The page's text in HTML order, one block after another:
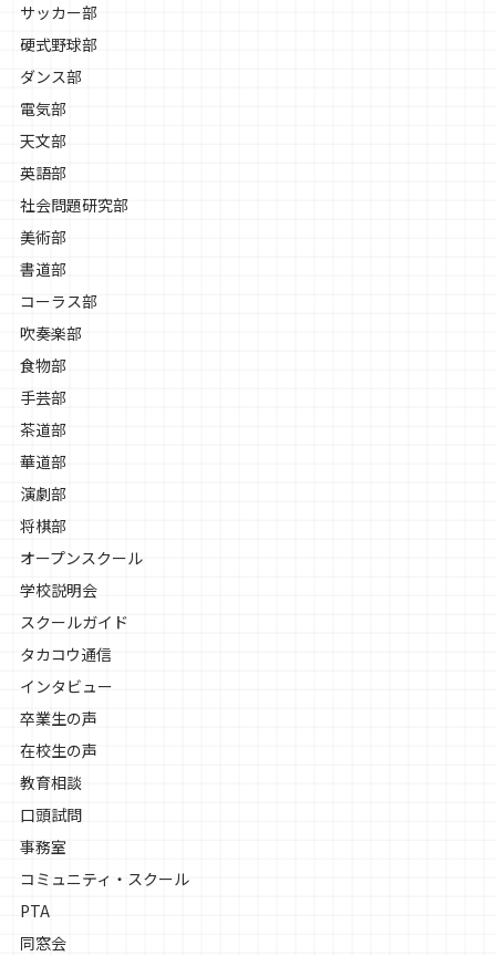
サッカー部
硬式野球部
ダンス部
電気部
天文部
英語部
社会問題研究部
美術部
書道部
コーラス部
吹奏楽部
食物部
手芸部
茶道部
華道部
演劇部
将棋部
オープンスクール
学校説明会
スクールガイド
タカコウ通信
インタビュー
卒業生の声
在校生の声
教育相談
口頭試問
事務室
コミュニティ・スクール
PTA
同窓会